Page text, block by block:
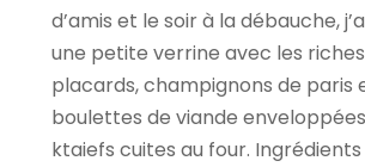
d’amis et le soir à la débauche,
une petite verrine avec les
placards, champignons de paris
boulettes de viande
ktaiefs cuites au four. Ingrédients